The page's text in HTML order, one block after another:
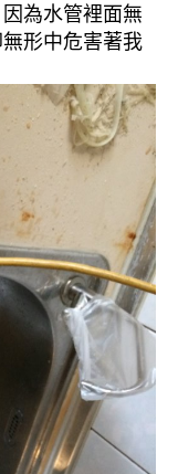
為水管裡面無
形中危害著我